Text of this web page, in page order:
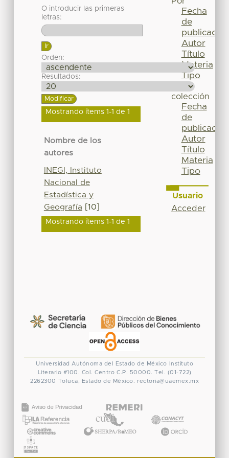
O introducir las primeras
letras:
Orden:
Resultados:
Mostrando ítems 1-1 de 1
Nombre de los
autores
INEGI, Instituto
Nacional de
Estadística y
Geografía [10]
Mostrando ítems 1-1 de 1
Fecha
de
publicación
Autor
Título
Materia
Tipo
colección
Fecha
de
publicación
Autor
Título
Materia
Tipo
Usuario
Acceder
Universidad Autónoma del Estado de México
Instituto
Literario #100. Col. Centro C.P. 50000. Tel. (01-722)
2262300 Toluca, Estado de México. rectoria@uaemex.mx